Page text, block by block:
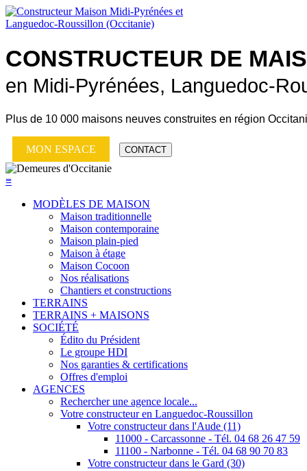
CONSTRUCTEUR DE
en Midi-Pyrénées, Languedoc-
Plus de 10 000 maisons neuves construites en région
MON ESPACE CONTACT
≡
MODÈLES DE MAISON
Maison traditionnelle
Maison contemporaine
Maison plain-pied
Maison à étage
Maison Cocoon
Nos réalisations
Chantiers et constructions
TERRAINS
TERRAINS + MAISONS
SOCIÉTÉ
Édito du Président
Le groupe HDI
Nos garanties & certifications
Offres d'emploi
AGENCES
Rechercher une agence locale...
Votre constructeur en Languedoc-Roussillon
Votre constructeur dans l'Aude (11)
11000 - Carcassonne - Tél. 04 68 26 47 59
11100 - Narbonne - Tél. 04 68 90 70 83
Votre constructeur dans le Gard (30)